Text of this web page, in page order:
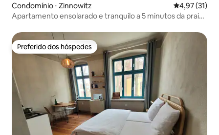
Condomínio ⋅ Zinnowitz 4,97 de uma
4,97 (31)
Apartamento ensolarado e tranquilo a 5 minutos da praia
Preferido dos hóspedes
Preferido dos hóspedes